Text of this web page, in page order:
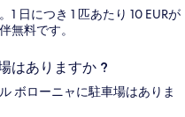
日につき 1 匹あたり 10 EURが
無料です。
はありますか ?
ボローニャに駐車場はありま